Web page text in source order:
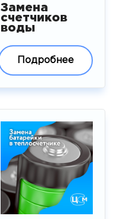
Замена
счетчиков
воды
Подробнее